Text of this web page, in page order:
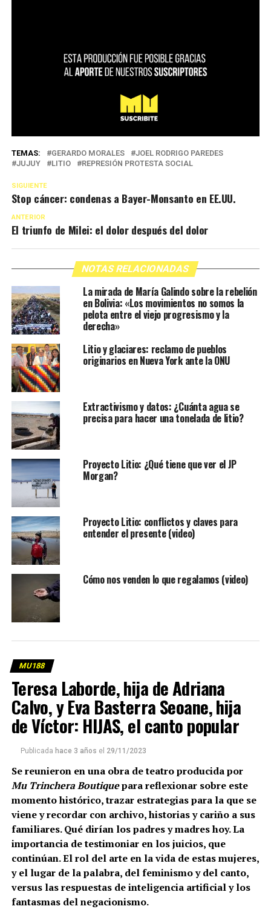
TEMAS: GERARDO MORALES
JOEL RODRIGO PAREDES
JUJUY
LITIO REPRESIÓN PROTESTA SOCIAL
SIGUIENTE
Stop cáncer: condenas a Bayer-Monsanto en EE.UU.
ANTERIOR
El triunfo de Milei: el dolor después del dolor
NOTAS RELACIONADAS
La mirada de María Galindo sobre la rebelión
en Bolivia: «Los movimientos no somos la
pelota entre el viejo progresismo y la
derecha»
Litio y glaciares: reclamo de pueblos
originarios en Nueva York ante la ONU
Extractivismo y datos: ¿Cuánta agua se
precisa para hacer una tonelada de litio?
Proyecto Litio: ¿Qué tiene que ver el JP
Morgan?
Proyecto Litio: conflictos y claves para
entender el presente (video)
Cómo nos venden lo que regalamos (video)
MU188
Teresa Laborde, hija de Adriana
Calvo, y Eva Basterra Seoane, hija
de Víctor: HIJAS, el canto popular
Publicada hace 3 años el 29/11/2023
Se reunieron en una obra de teatro producida por
Mu Trinchera Boutiquepara reflexionar sobre este
momento histórico, trazar estrategias para la que se
viene y recordar con archivo, historias y cariño a sus
familiares. Qué dirían los padres y madres hoy. La
importancia de testimoniar en los juicios, que
continúan. El rol del arte en la vida de estas mujeres,
y el lugar de la palabra, del feminismo y del canto,
versus las respuestas de inteligencia artificial y los
fantasmas del negacionismo.